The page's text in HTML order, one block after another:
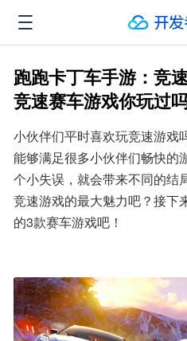
跑跑卡丁车手游：竞
竞速赛车游戏你玩过
小伙伴们平时喜欢玩竞速游戏
能够满足很多小伙伴们畅快的
个小失误，就会带来不同的结
竞速游戏的最大魅力吧？接下
的3款赛车游戏吧！